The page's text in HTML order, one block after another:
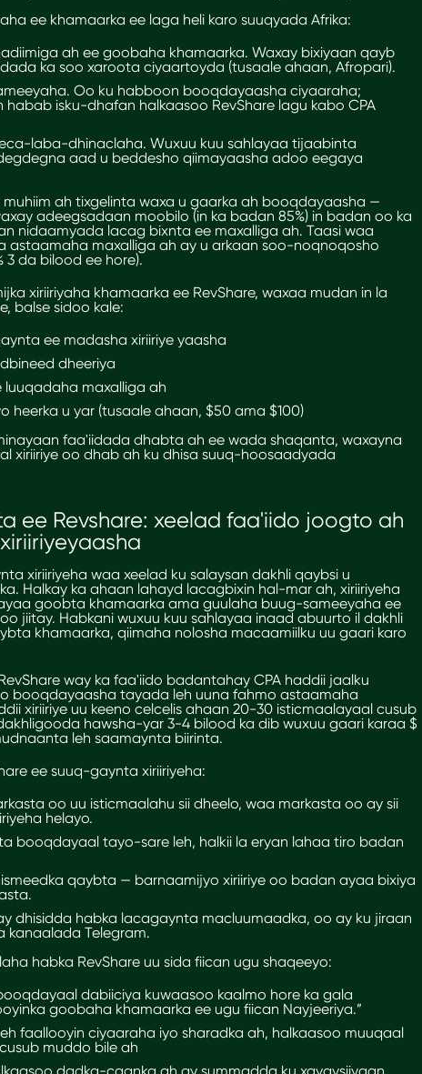
ee khamaarka ee laga heli karo suuqyada Afrika:
ah ee goobaha khamaarka. Waxay bixiyaan qayb
ka soo xaroota ciyaartoyda (tusaale ahaan, Afroparі).
Oo ku habboon booqdayaasha ciyaaraha;
habab isku-dhafan halkaasoo RevShare lagu kabo CPA
laba-dhinaclaha. Wuxuu kuu sahlayaa tijaabinta
aad u beddesho qiimayaasha adoo eegaya
muhiim ah tixgelinta waxa u gaarka ah booqdayaasha —
adeegsadaan moobilo (in ka badan 85%) in badan oo ka
nidaamyada lacag bixnta ee maxalliga ah. Taasi waa
astaamaha maxalliga ah ay u arkaan soo-noqnoqosho
3 da bilood ee hore).
xiriiriyaha khamaarka ee RevShare, waxaa mudan in la
balse sidoo kale:
ee madasha xiriiriye yaasha
dheeriya
maxalliga ah
heerka u yar (tusaale ahaan, $50 ama $100)
faa'iidada dhabta ah ee wada shaqanta, waxayna
xiriiriye oo dhab ah ku dhisa suuq-hoosaadyada
ee Revshare: xeelad faa'iido joogto ah
xiriiriyeha waa xeelad ku salaysan dakhli qaybsi u
Halkay ka ahaan lahayd lacagbixin hal-mar ah, xiriiriyeha
goobta khamaarka ama guulaha buug-sameeyaha ee
jiitay. Habkani wuxuu kuu sahlayaa inaad abuurto il dakhli
khamaarka, qiimaha nolosha macaamiilku uu gaari karo
way ka faa'iido badantahay CPA haddii jaalku
booqdayaasha tayada leh uuna fahmo astaamaha
xiriiriye uu keeno celcelis ahaan 20-30 isticmaalayaal cusub
hawsha-yar 3-4 bilood ka dib wuxuu gaari karaa $
leh saamaynta biirinta.
ee suuq-gaynta xiriiriyeha:
oo uu isticmaalahu sii dheelo, waa markasta oo ay sii
helayo.
booqdayaal tayo-sare leh, halkii la eryan lahaa tiro badan
qaybta — barnaamijyo xiriiriye oo badan ayaa bixiya
dhisidda habka lacagaynta macluumaadka, oo ay ku jiraan
kanaalada Telegram.
habka RevShare uu sida fiican ugu shaqeeyo:
dabiiciya kuwaasoo kaalmo hore ka gala
goobaha khamaarka ee ugu fiican Nayjeeriya.”
faallooyin ciyaaraha iyo sharadka ah, halkaasoo muuqaal
muddo bile ah